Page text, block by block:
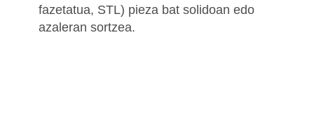
fazetatua, STL) pieza bat solidoan edo
azaleran sortzea.